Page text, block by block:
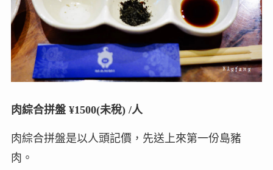
肉綜合拼盤 ¥1500(未稅) /人
肉綜合拼盤是以人頭記價，先送上來第一份島豬
肉。